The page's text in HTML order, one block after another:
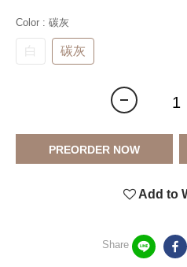
Color : 碳灰
白 碳灰
PREORDER NOW
Add to
Share